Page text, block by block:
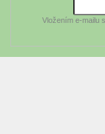
Vložením e-mailu